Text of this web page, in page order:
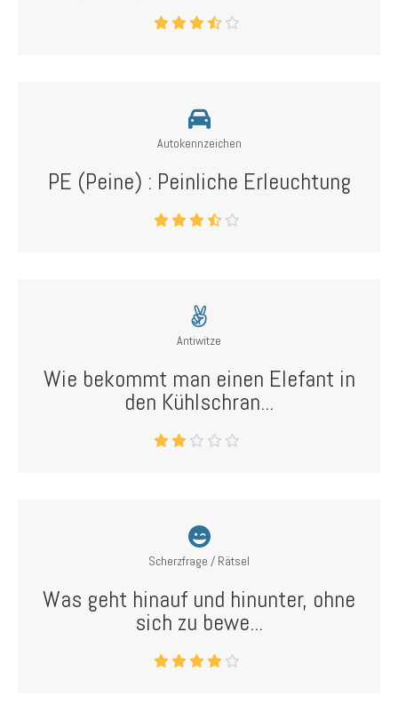
Autokennzeichen
PE (Peine) : Peinliche Erleuchtung
Antiwitze
Wie bekommt man einen Elefant in
den Kühlschran...
Scherzfrage / Rätsel
Was geht hinauf und hinunter, ohne
sich zu bewe...